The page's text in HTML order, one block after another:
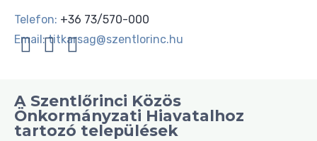
Telefon: +36 73/570-000
Email: titkarsag@szentlorinc.hu
A Szentlőrinci Közös
Önkormányzati Hiavatalhoz
tartozó települések